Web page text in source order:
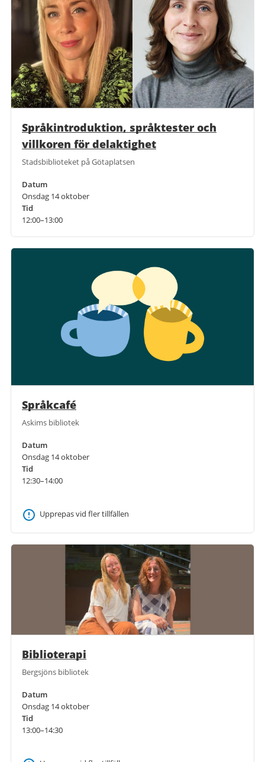
Språkintroduktion, språktester och
villkoren för delaktighet
Stadsbiblioteket på Götaplatsen
Datum
Onsdag 14 oktober
Tid
12:00–13:00
Språkcafé
Askims bibliotek
Datum
Onsdag 14 oktober
Tid
12:30–14:00
Upprepas vid fler tillfällen
Biblioterapi
Bergsjöns bibliotek
Datum
Onsdag 14 oktober
Tid
13:00–14:30